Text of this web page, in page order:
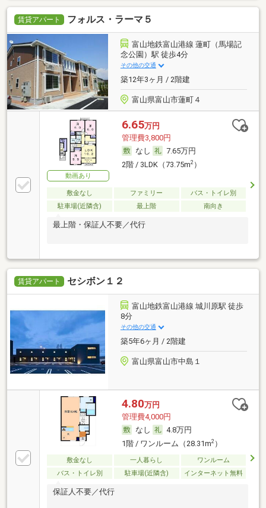
賃貸アパート フォルス・ラーマ５
富山地鉄富山港線 蓮町（馬場記
念公園）駅 徒歩4分
その他の交通
築12年3ヶ月 / 2階建
富山県富山市蓮町４
動画あり
6.65万円
管理費3,800円
なし
7.65万円
2階 / 3LDK（73.75m2）
敷金なし ファミリー
バス・トイレ別
駐車場(近隣含)
最上階 南向き
最上階・保証人不要／代行
賃貸アパート セシボン１２
富山地鉄富山港線 城川原駅 徒歩
8分
その他の交通
築5年6ヶ月 / 2階建
富山県富山市中島１
4.80万円
管理費4,000円
なし
4.8万円
1階 / ワンルーム（28.31m2）
敷金なし 一人暮らし
ワンルーム
バス・トイレ別
駐車場(近隣含) インターネット無料
保証人不要／代行